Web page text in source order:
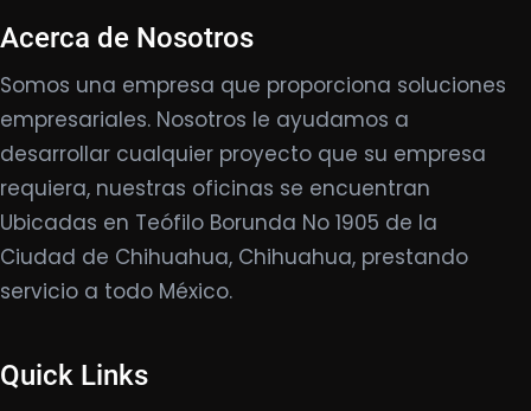
Acerca de Nosotros
Somos una empresa que proporciona soluciones
empresariales. Nosotros le ayudamos a
desarrollar cualquier proyecto que su empresa
requiera, nuestras oficinas se encuentran
Ubicadas en Teófilo Borunda No 1905 de la
Ciudad de Chihuahua, Chihuahua, prestando
servicio a todo México.
Quick Links